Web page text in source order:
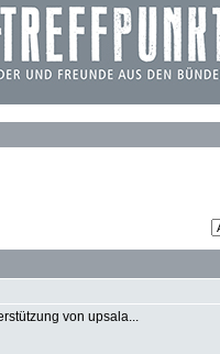
von upsala...